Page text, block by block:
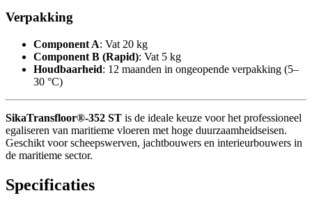
Verpakking
Component A: Vat 20 kg
Component B (Rapid): Vat 5 kg
Houdbaarheid: 12 maanden in ongeopende verpakking (5–
30 °C)
SikaTransfloor®-352 ST is de ideale keuze voor het professioneel
egaliseren van maritieme vloeren met hoge duurzaamheidseisen.
Geschikt voor scheepswerven, jachtbouwers en interieurbouwers in
de maritieme sector.
Specificaties